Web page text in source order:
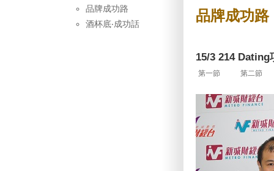
品牌成功路
酒杯底‧成功話
品牌成功路
15/3 214 Dating
第一節 第二節